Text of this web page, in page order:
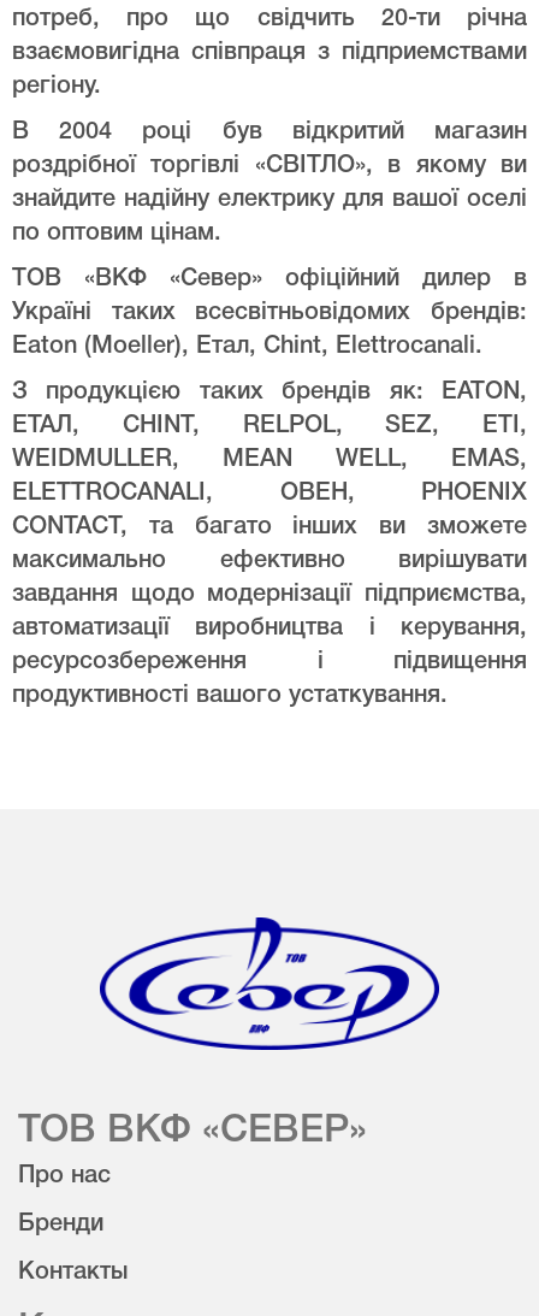
потреб, про що свідчить 20-ти річна
взаємовигідна співпраця з підприемствами
регіону.
В 2004 році був відкритий магазин
роздрібної торгівлі «СВІТЛО», в якому ви
знайдите надійну електрику для вашої оселі
по оптовим цінам.
ТОВ «ВКФ «Север» офіційний дилер в
Україні таких всесвітньовідомих брендів:
Eaton (Moeller), Етал, Chint, Elettrocanali.
З продукцією таких брендів як: EATON,
ЕТАЛ, CHINT, RELPOL, SEZ, ETI,
WEIDMULLER, MEAN WELL, EMAS,
ELETTROCANALI, ОВЕН, PHOENIX
CONTACT, та багато інших ви зможете
максимально ефективно вирішувати
завдання щодо модернізації підприємства,
автоматизації виробництва і керування,
ресурсозбереження і підвищення
продуктивності вашого устаткування.
ТОВ ВКФ «СЕВЕР»
Про нас
Бренди
Контакты